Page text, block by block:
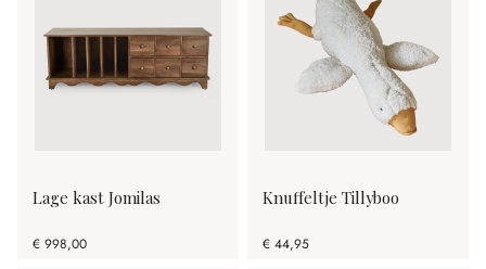
Lage kast Jomilas
€ 998,00
Knuffeltje Tillyboo
€ 44,95